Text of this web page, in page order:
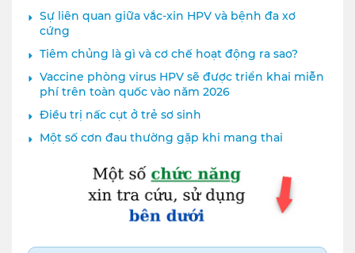
Sự liên quan giữa vắc-xin HPV và bệnh đa xơ
cứng
Tiêm chủng là gì và cơ chế hoạt động ra sao?
Vaccine phòng virus HPV sẽ được triển khai miễn
phí trên toàn quốc vào năm 2026
Điều trị nấc cụt ở trẻ sơ sinh
Một số cơn đau thường gặp khi mang thai